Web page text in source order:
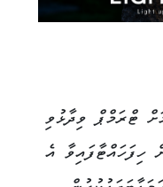
ޓްރަމްޕް ވިދާޅުވި
ހިފަހައްޓާފައިވާ އެ